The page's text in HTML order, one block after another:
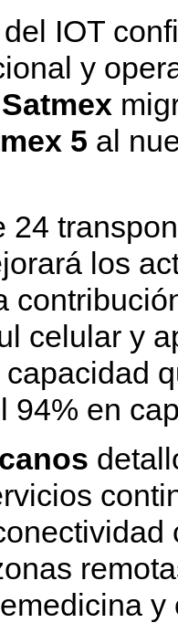
IOT
y
Satmex
5 al
24
los
celular y
capacidad
94% en